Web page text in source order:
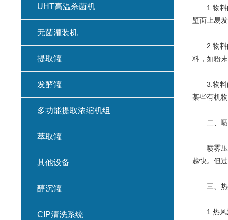
1.物料的
壁面上易
2.物料的
料，如粉
3.物料的
某些有机
二、喷
喷雾压力
越快。但
三、热
1.热风温
UHT高温杀菌机
无菌灌装机
提取罐
发酵罐
多功能提取浓缩机组
萃取罐
其他设备
醇沉罐
CIP清洗系统